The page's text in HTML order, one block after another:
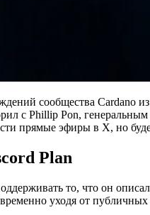
сообщества Cardano
с Phillip Pon,
прямые эфиры в X, но
Plan
то, что он
уходя от публичных